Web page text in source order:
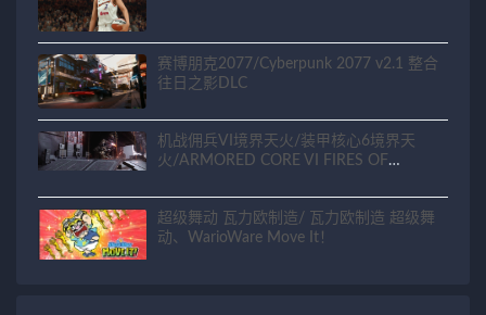
赛博朋克2077/Cyberpunk 2077 v2.1 整合
往日之影DLC
机战佣兵VI境界天火/装甲核心6境界天
火/ARMORED CORE VI FIRES OF
超级舞动 瓦力欧制造/ 瓦力欧制造 超级舞
动、WarioWare Move It！